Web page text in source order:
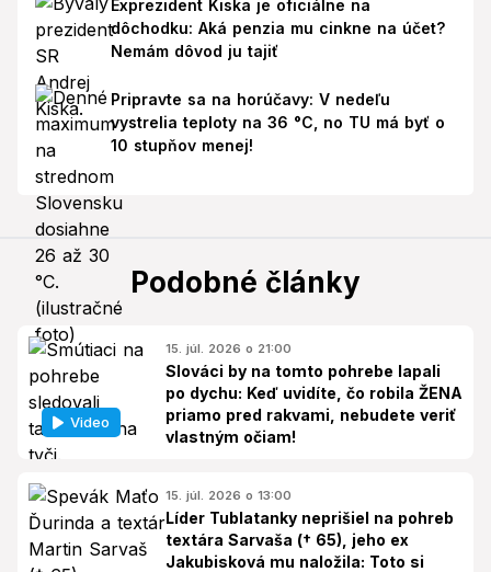
Exprezident Kiska je oficiálne na
dôchodku: Aká penzia mu cinkne na účet?
Nemám dôvod ju tajiť
Pripravte sa na horúčavy: V nedeľu
vystrelia teploty na 36 °C, no TU má byť o
10 stupňov menej!
Podobné články
Video
15. júl. 2026 o 21:00
Slováci by na tomto pohrebe lapali
po dychu: Keď uvidíte, čo robila ŽENA
priamo pred rakvami, nebudete veriť
vlastným očiam!
15. júl. 2026 o 13:00
Líder Tublatanky neprišiel na pohreb
textára Sarvaša († 65), jeho ex
Jakubisková mu naložila: Toto si